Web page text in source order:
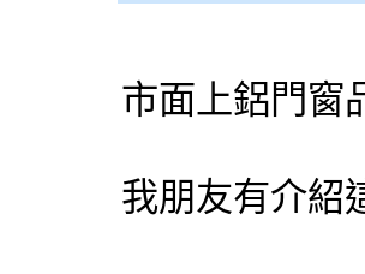
市面上鋁門窗
我朋友有介紹